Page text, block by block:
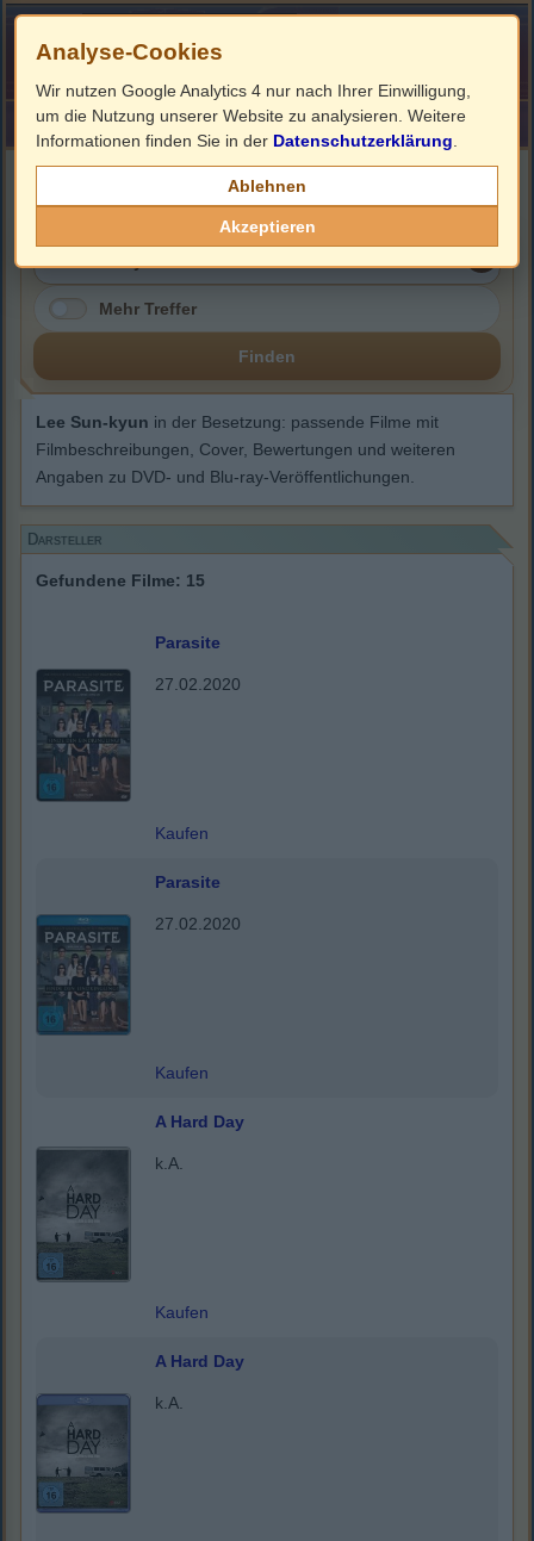
HOME ImpressumLinks
Lee Sun-kyun
Mehr Treffer
Finden
Lee Sun-kyun in der Besetzung: passende Filme mit
Filmbeschreibungen, Cover, Bewertungen und weiteren
Angaben zu DVD- und Blu-ray-Veröffentlichungen.
Darsteller
Gefundene Filme: 15
Parasite
27.02.2020
Kaufen
Parasite
27.02.2020
Kaufen
A Hard Day
k.A.
Kaufen
A Hard Day
k.A.
Analyse-Cookies
Wir nutzen Google Analytics 4 nur nach Ihrer Einwilligung,
um die Nutzung unserer Website zu analysieren. Weitere
Informationen finden Sie in der Datenschutzerklärung
Ablehnen
Akzeptieren